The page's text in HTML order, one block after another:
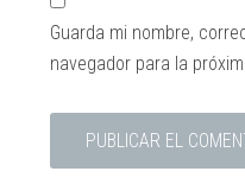
Guarda mi nombre,
navegador para la